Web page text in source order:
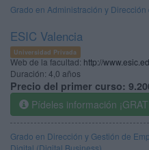
Grado en Administración y Dirección
ESIC Valencia
Universidad Privada
Web de la facultad: http://
Duración: 4,0 años
Precio del primer curso:
Pídeles información
Grado en Dirección y Gestión de